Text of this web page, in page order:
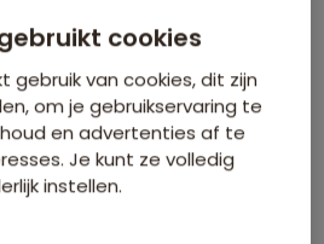
beste een reis
optie nemen op een
cookies
gebruik van cookies, dit zijn
om je gebruikservaring te
en advertenties af te
Je kunt ze volledig
instellen.